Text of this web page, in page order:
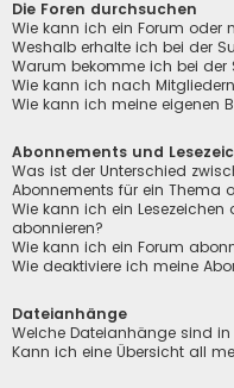
Die Foren durchsuchen
Wie kann ich ein Forum oder
Weshalb erhalte ich bei der
Warum bekomme ich bei der
Wie kann ich nach
Wie kann ich meine eigenen
Abonnements und
Was ist der Unterschied
Abonnements für ein Thema
Wie kann ich ein
abonnieren?
Wie kann ich ein Forum
Wie deaktiviere ich meine
Dateianhänge
Welche Dateianhänge sind
Kann ich eine Übersicht all